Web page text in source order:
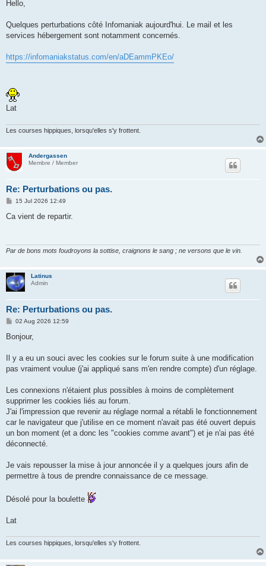
s
Hello,
Quelques perturbations côté Infomaniak aujourd'hui. Le mail et les
services hébergement sont notamment concernés.
https://infomaniakstatus.com/en/aDEammPKEo/
Lat
Les courses hippiques, lorsqu'elles s'y frottent.
Andergassen
Membre / Member
Re: Perturbations ou pas.
P
s
15 Jul 2026 12:49
Ca vient de repartir.
Par de bons mots foudroyons la sottise, craignons le sang ; ne versons que le vin.
Latinus
Admin
Re: Perturbations ou pas.
P
s
02 Aug 2026 12:59
Bonjour,
Il y a eu un souci avec les cookies sur le forum suite à une modification
pas vraiment voulue (j'ai appliqué sans m'en rendre compte) d'un réglage.
Les connexions n'étaient plus possibles à moins de complètement
supprimer les cookies liés au forum.
J'ai l'impression que revenir au réglage normal a rétabli le fonctionnement
car le navigateur que j'utilise en ce moment n'avait pas été ouvert depuis
un bon moment (et a donc les "cookies comme avant") et je n'ai pas été
déconnecté.
Je vais repousser la mise à jour annoncée il y a quelques jours afin de
permettre à tous de prendre connaissance de ce message.
Désolé pour la boulette
Lat
Les courses hippiques, lorsqu'elles s'y frottent.